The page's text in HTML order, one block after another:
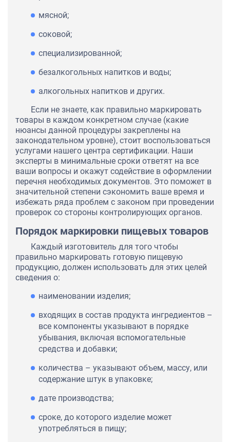
мясной;
соковой;
специализированной;
безалкогольных напитков и воды;
алкогольных напитков и других.
Если не знаете, как правильно маркировать
товары в каждом конкретном случае (какие
нюансы данной процедуры закреплены на
законодательном уровне), стоит воспользоваться
услугами нашего центра сертификации. Наши
эксперты в минимальные сроки ответят на все
ваши вопросы и окажут содействие в оформлении
перечня необходимых документов. Это поможет в
значительной степени сэкономить ваше время и
избежать ряда проблем с законом при проведении
проверок со стороны контролирующих органов.
Порядок маркировки пищевых товаров
Каждый изготовитель для того чтобы
правильно маркировать готовую пищевую
продукцию, должен использовать для этих целей
сведения о:
наименовании изделия;
входящих в состав продукта ингредиентов –
все компоненты указывают в порядке
убывания, включая вспомогательные
средства и добавки;
количества – указывают объем, массу, или
содержание штук в упаковке;
дате производства;
сроке, до которого изделие может
употребляться в пищу;